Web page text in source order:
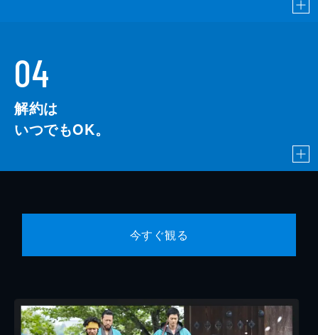
04
解約は
いつでもOK。
今すぐ観る